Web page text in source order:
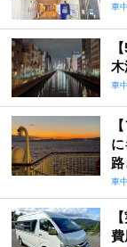
車
木
車
車
費